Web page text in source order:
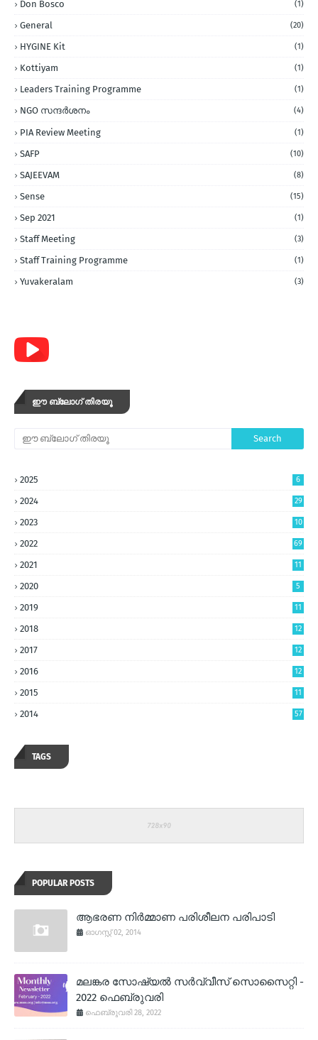
Don Bosco (1)
General (20)
HYGINE Kit (1)
Kottiyam (1)
Leaders Training Programme (1)
NGO സന്ദര്‍ശനം (4)
PIA Review Meeting (1)
SAFP (10)
SAJEEVAM (8)
Sense (15)
Sep 2021 (1)
Staff Meeting (3)
Staff Training Programme (1)
Yuvakeralam (3)
ഈ ബ്ലോഗ് തിരയൂ
2025 6
2024 29
2023
10
2022 69
2021 11
2020 5
2019 11
2018 12
2017 12
2016 12
2015 11
2014 57
TAGS
POPULAR POSTS
ആഭരണ നിര്‍മ്മാണ പരിശീലന പരിപാടി
ഓഗസ്റ്റ് 02, 2014
മലങ്കര സോഷ്യല്‍ സര്‍വ്വീസ് സൊസൈറ്റി -
2022 ഫെബ്രുവരി
ഫെബ്രുവരി 28, 2022